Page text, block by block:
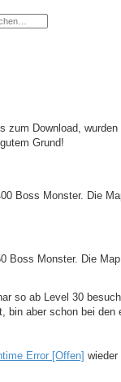
zum Download,
Grund!
Boss Monster. Die
Boss Monster. Die
so ab Level 30
bin aber schon bei den
Error [Offen] wieder